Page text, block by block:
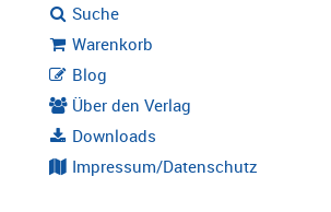
Suche
Warenkorb
Blog
Über den Verlag
Downloads
Impressum/Datenschutz